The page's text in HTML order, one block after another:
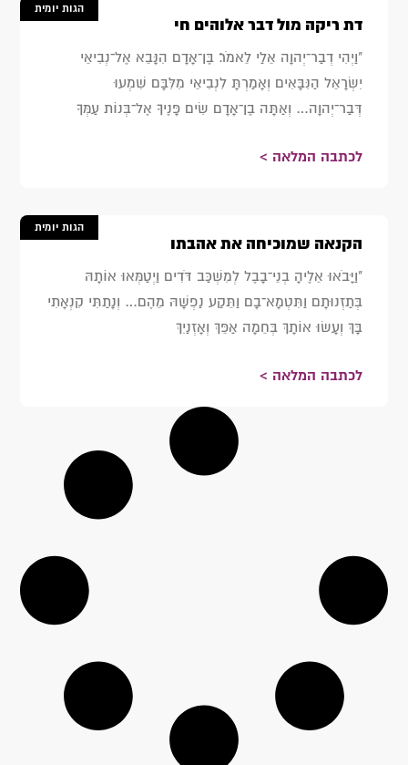
הגות יומית
דת ריקה מול דבר אלוהים חי
"וַיְהִי דְבַר־יְהוָה אֵלַי לֵאמֹר׃ בֶּן־אָדָם הִנָּבֵא אֶל־נְבִיאֵי
יִשְׂרָאֵל הַנִּבָּאִים וְאָמַרְתָּ לִנְבִיאֵי מִלִּבָּם שִׁמְעוּ
דְּבַר־יְהוָה… וְאַתָּה בֶן־אָדָם שִׂים פָּנֶיךָ אֶל־בְּנוֹת עַמְּךָ
לכתבה המלאה >
הגות יומית
הקנאה שמוכיחה את אהבתו
"וַיָּבֹאוּ אֵלֶיהָ בְנֵי־בָבֶל לְמִשְׁכַּב דֹּדִים וַיְטַמְּאוּ אוֹתָהּ
בְּתַזְנוּתָם וַתִּטְמָא־בָם וַתֵּקַע נַפְשָׁהּ מֵהֶם… וְנָתַתִּי קִנְאָתִי
בָּךְ וְעָשׂוּ אוֹתָךְ בְּחֵמָה אַפֵּךְ וְאָזְנַיִךְ
לכתבה המלאה >